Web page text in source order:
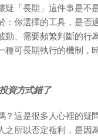
疑「長期」這件事是不
：你選擇的工具，是否
動、需要頻繁判斷的行
種可長期執行的機制，
資方式錯了
？這是很多人心裡的疑
之所以否定複利，是因